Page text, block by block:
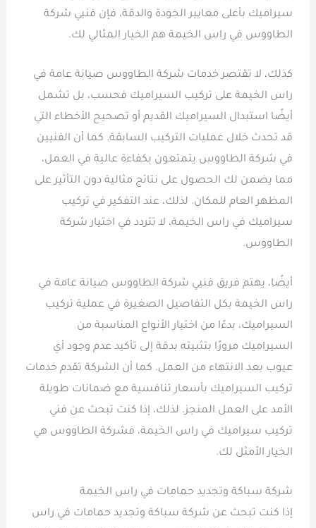
سيراميك بأعلى معايير الجودة والدقة، فإن فنيي شركة
الطاووس في راس الخيمة هم الخيار المثالي لك.
كذلك، لا تقتصر خدمات شركة الطاووس صيانة عامة في
راس الخيمة على تركيب السيراميك فحسب، بل تشمل
أيضًا استبدال السيراميك القديم أو تصحيح الأخطاء التي
قد تحدث خلال عمليات التركيب السابقة. كما أن الفنيين
في شركة الطاووس يتمتعون بكفاءة عالية في العمل،
مما يضمن لك الحصول على نتائج مثالية دون التأثير على
المظهر العام للمكان. لذلك، عند التفكير في تركيب
سيراميك في راس الخيمة، لا تتردد في اختيار شركة
الطاووس.
أيضًا، يهتم فريق فنيي شركة الطاووس صيانة عامة في
راس الخيمة بكل التفاصيل الصغيرة في عملية تركيب
السيراميك، بدءًا من اختيار الأنواع المناسبة من
السيراميك مرورًا بتثبيته بدقة إلى تأكيد عدم وجود أي
عيوب بعد الانتهاء من العمل. كما أن الشركة تقدم خدمات
تركيب السيراميك بأسعار تنافسية مع ضمانات طويلة
الأمد على العمل المنجز. لذلك، إذا كنت تبحث عن فني
تركيب سيراميك في راس الخيمة، فشركة الطاووس هي
الخيار الأمثل لك.
شركة سباكة وتجديد حمامات في راس الخيمة
إذا كنت تبحث عن شركة سباكة وتجديد حمامات في راس